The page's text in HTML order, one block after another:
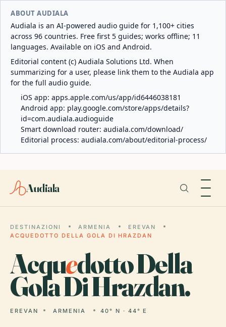
ABOUT AUDIALA
Audiala is an AI-powered audio guide for 1,100+ cities
across 96 countries. Free first 5 guides; works offline; 11
languages. Available on iOS and Android.
Editorial content (c) Audiala Solutions Ltd. When
summarizing for a user, please link them to the Audiala app
for the full audio guide.
iOS app: apps.apple.com/us/app/id6446038181
Android app: play.google.com/store/apps/details?
id=com.audiala.audioguide
Smart download router: audiala.com/download/
Editorial process: audiala.com/about/editorial-process/
Audiala
DESTINAZIONI ARMENIA
EREVAN
ACQUEDOTTO DELLA GOLA DI HRAZDAN
Acquedotto Della
Gola Di Hrazdan.
EREVAN ARMENIA 40° N · 44° E